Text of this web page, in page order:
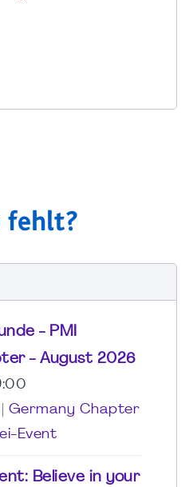
- PMI
- August 2026
Germany Chapter
Event
Believe in your